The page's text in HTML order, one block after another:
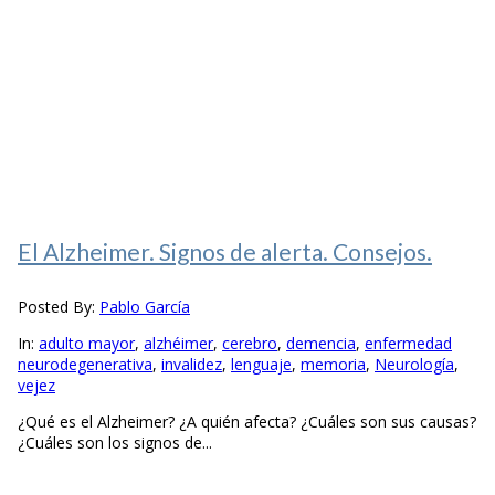
El Alzheimer. Signos de alerta. Consejos.
Posted By: Pablo García
In: adulto mayor, alzhéimer, cerebro, demencia, enfermedad
neurodegenerativa, invalidez, lenguaje, memoria, Neurología,
vejez
¿Qué es el Alzheimer? ¿A quién afecta? ¿Cuáles son sus causas?
¿Cuáles son los signos de...